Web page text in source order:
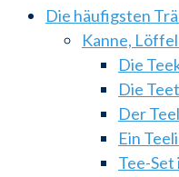
Die häufigsten
Kanne,
Die
Die
Der
Ein
Tee-Set